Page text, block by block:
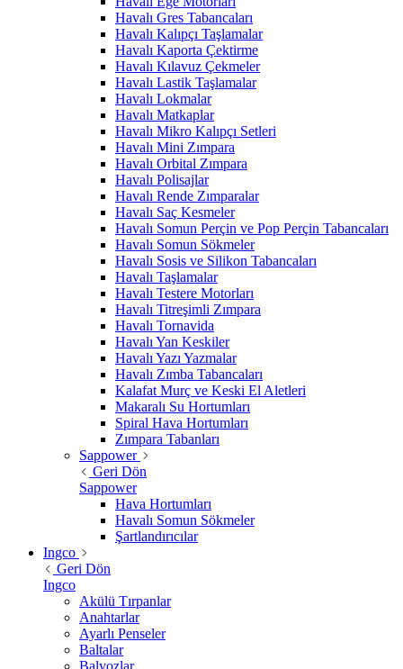
Havalı Gres Tabancaları
Havalı Kalıpçı Taşlamalar
Havalı Kaporta Çektirme
Havalı Kılavuz Çekmeler
Havalı Lastik Taşlamalar
Havalı Lokmalar
Havalı Matkaplar
Havalı Mikro Kalıpçı Setleri
Havalı Mini Zımpara
Havalı Orbital Zımpara
Havalı Polisajlar
Havalı Rende Zımparalar
Havalı Saç Kesmeler
Havalı Somun Perçin ve Pop Perçin Tabancaları
Havalı Somun Sökmeler
Havalı Sosis ve Silikon Tabancaları
Havalı Taşlamalar
Havalı Testere Motorları
Havalı Titreşimli Zımpara
Havalı Tornavida
Havalı Yan Keskiler
Havalı Yazı Yazmalar
Havalı Zımba Tabancaları
Kalafat Murç ve Keski El Aletleri
Makaralı Su Hortumları
Spiral Hava Hortumları
Zımpara Tabanları
Sappower
Geri Dön
Sappower
Hava Hortumları
Havalı Somun Sökmeler
Şartlandırıcılar
Ingco
Geri Dön
Ingco
Akülü Tırpanlar
Anahtarlar
Ayarlı Penseler
Baltalar
Balyozlar